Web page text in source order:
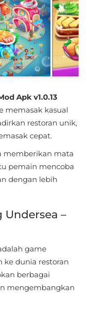
Apk v1.0.13
memasak kasual
restoran unik,
cepat.
memberikan mata
pemain mencoba
dengan lebih
–
game
ke dunia restoran
berbagai
mengembangkan